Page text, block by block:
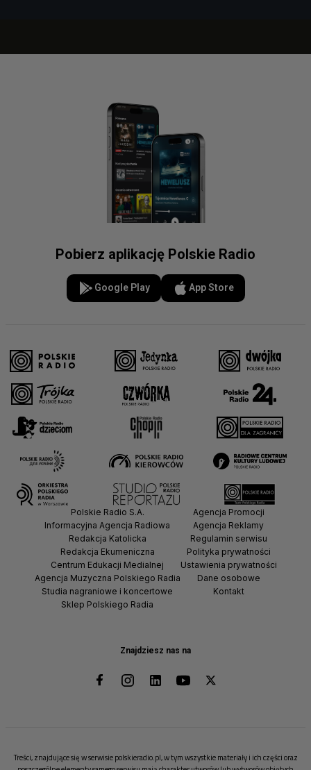
Pobierz aplikację Polskie Radio
Google Play App Store
Znajdziesz nas na
Polskie Radio S.A.
Informacyjna Agencja Radiowa
Redakcja Katolicka
Redakcja Ekumeniczna
Centrum Edukacji Medialnej
Agencja Muzyczna Polskiego Radia
Studia nagraniowe i koncertowe
Sklep Polskiego Radia
Agencja Promocji
Agencja Reklamy
Regulamin serwisu
Polityka prywatności
Ustawienia prywatności
Dane osobowe
Kontakt
Treści, znajdujące się w serwisie polskieradio.pl, w tym wszystkie materiały i ich części oraz